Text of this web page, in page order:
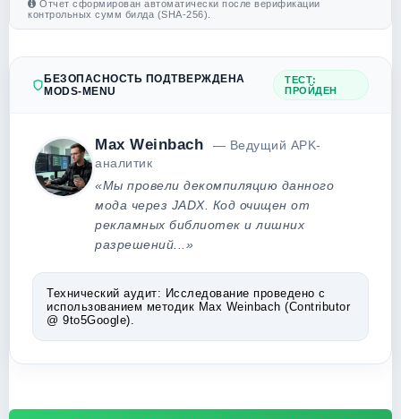
Отчет сформирован автоматически после верификации
контрольных сумм билда (SHA-256).
БЕЗОПАСНОСТЬ ПОДТВЕРЖДЕНА
MODS-MENU
ТЕСТ:
ПРОЙДЕН
Max Weinbach
— Ведущий APK-
аналитик
«Мы провели декомпиляцию данного
мода через JADX. Код очищен от
рекламных библиотек и лишних
разрешений...»
Технический аудит: Исследование проведено с
использованием методик Max Weinbach (Contributor
@ 9to5Google).